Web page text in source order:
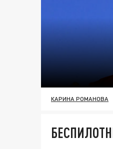
КАРИНА РОМАНОВА